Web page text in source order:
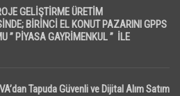
GELİŞTİRME ÜRETİM
BİRİNCİ EL KONUT PAZARINI GPPS
” PİYASA GAYRİMENKUL ” İLE
Tapuda Güvenli ve Dijital Alım Satım